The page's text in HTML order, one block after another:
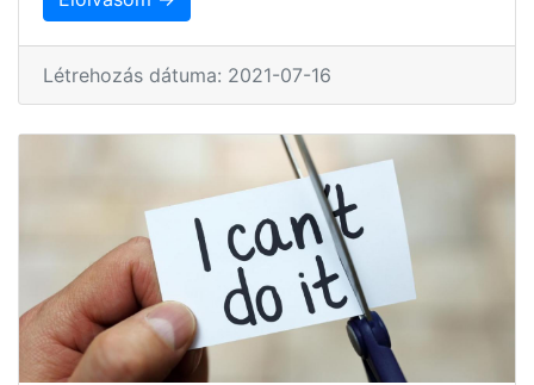
Létrehozás dátuma: 2021-07-16